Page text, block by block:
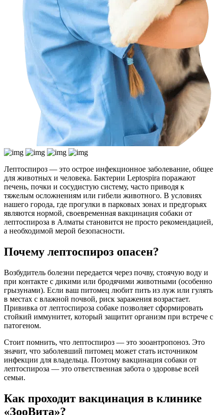
Лептоспироз — это острое инфекционное заболевание, общее
для животных и человека. Бактерии Leptospira поражают
печень, почки и сосудистую систему, часто приводя к
тяжелым осложнениям или гибели животного. В условиях
нашего города, где прогулки в парковых зонах и предгорьях
являются нормой, своевременная вакцинация собаки от
лептоспироза в Алматы становится не просто рекомендацией,
а необходимой мерой безопасности.
Почему лептоспироз опасен?
Возбудитель болезни передается через почву, стоячую воду и
при контакте с дикими или бродячими животными (особенно
грызунами). Если ваш питомец любит пить из луж или гулять
в местах с влажной почвой, риск заражения возрастает.
Прививка от лептоспироза собаке позволяет сформировать
стойкий иммунитет, который защитит организм при встрече с
патогеном.
Стоит помнить, что лептоспироз — это зооантропоноз. Это
значит, что заболевший питомец может стать источником
инфекции для владельца. Поэтому вакцинация собаки от
лептоспироза — это ответственная забота о здоровье всей
семьи.
Как проходит вакцинация в клинике
«ЗооВита»?